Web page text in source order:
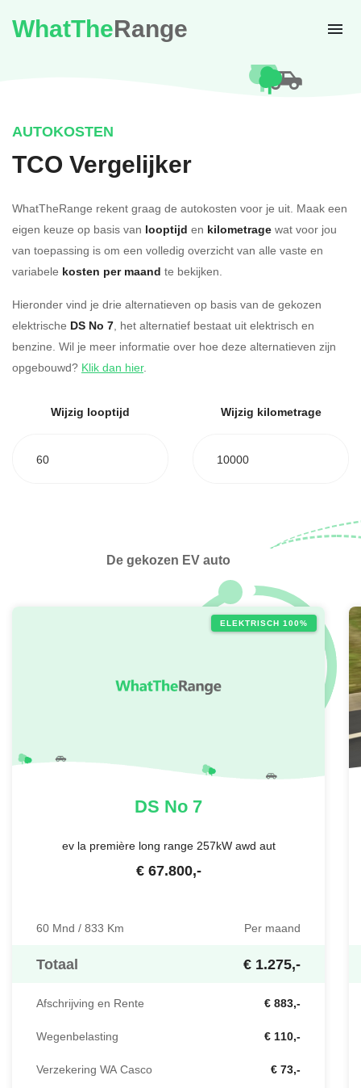
WhatTheRange
AUTOKOSTEN
TCO Vergelijker
WhatTheRange rekent graag de autokosten voor je uit. Maak een
eigen keuze op basis van looptijd en kilometrage wat voor jou
van toepassing is om een volledig overzicht van alle vaste en
variabele kosten per maand te bekijken.
Hieronder vind je drie alternatieven op basis van de gekozen
elektrische DS No 7, het alternatief bestaat uit elektrisch en
benzine. Wil je meer informatie over hoe deze alternatieven zijn
opgebouwd? Klik dan hier.
Wijzig looptijd
60
Wijzig kilometrage
10000
De gekozen EV auto
ELEKTRISCH 100%
DS No 7
ev la première long range 257kW awd aut
€ 67.800,-
60 Mnd / 833 Km Per maand
Totaal € 1.275,-
Afschrijving en Rente € 883,-
Wegenbelasting € 110,-
Verzekering WA Casco € 73,-